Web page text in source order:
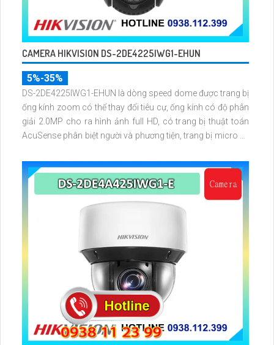
CAMERA HIKVISION DS-2DE4225IWG1-EHUN
5%-35%
DS-2DE4225IWG1-EHUN là dòng speed dome được trang bị
ống kính zoom có thể thay đổi tiêu cự, ống kính có độ phân
giải 2.0MP cho ra hình ảnh full HD, có trang bị thuật toán
AcuSense phân biệt người và phương tiện, trang bị micro và
100m